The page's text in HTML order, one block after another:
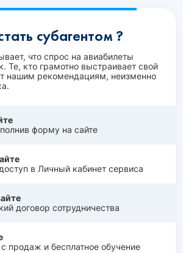
субагентом ?
что спрос на авиабилеты
Те, кто грамотно выстраивает свой
нашим рекомендациям, неизменно
форму на сайте
в Личный кабинет сервиса
договор сотрудничества
продаж и бесплатное обучение